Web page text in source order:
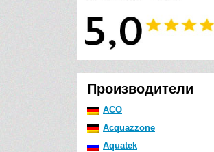
Производители
ACO
Acquazzone
Aquatek